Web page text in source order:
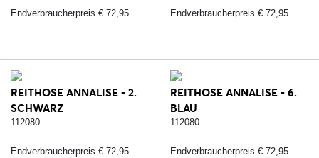
Endverbraucherpreis € 72,95 Endverbraucherpreis € 72,95
REITHOSE ANNALISE - 2.
SCHWARZ
112080
Endverbraucherpreis € 72,95
REITHOSE ANNALISE - 6.
BLAU
112080
Endverbraucherpreis € 72,95